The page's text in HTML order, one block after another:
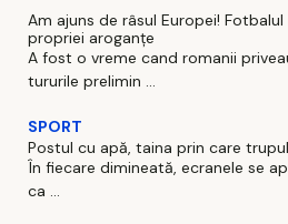
Am ajuns de râsul Europei!
propriei aroganțe
A fost o vreme cand romanii
tururile prelimin ...
SPORT
Postul cu apă, taina prin care
În fiecare dimineată, ecranele se
ca ...